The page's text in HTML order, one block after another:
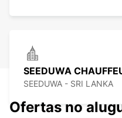
SEEDUWA
SEEDUWA - SRI LANKA
Ofertas no